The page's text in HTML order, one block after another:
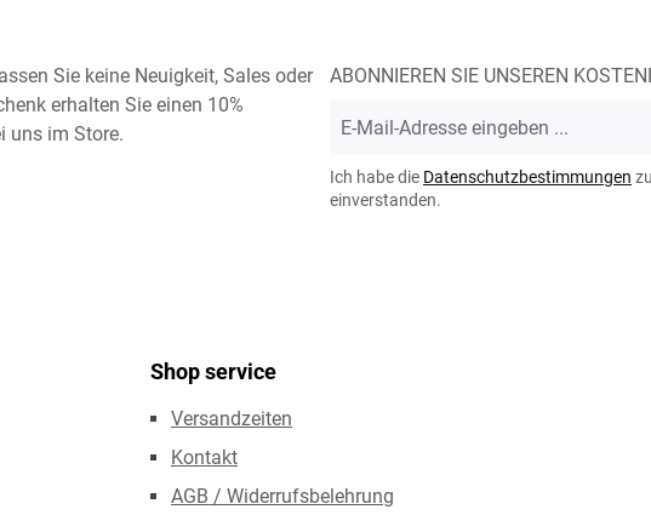
Sie keine Neuigkeit, Sales oder
erhalten Sie einen 10%
uns im Store.
ABONNIEREN SIE UNSEREN
Mail-
*
Ich habe die Datenschutzbestimmungen
einverstanden.
Shop service
Versandzeiten
Kontakt
AGB / Widerrufsbelehrung